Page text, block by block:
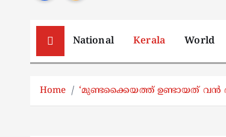
National Kerala World
Home ‘മുണ്ടക്കൈയത്ത് ഉണ്ടായത് വൻ